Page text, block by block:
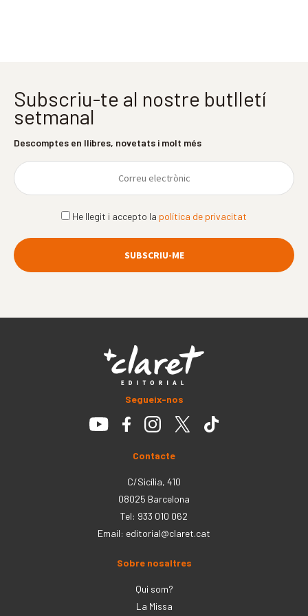
Subscriu-te al nostre butlletí
setmanal
Descomptes en llibres, novetats i molt més
He llegit i accepto la política de privacitat
Segueix-nos
Contacte
C/Sicília, 410
08025 Barcelona
Tel: 933 010 062
Email: editorial@claret.cat
Sobre nosaltres
Qui som?
La Missa